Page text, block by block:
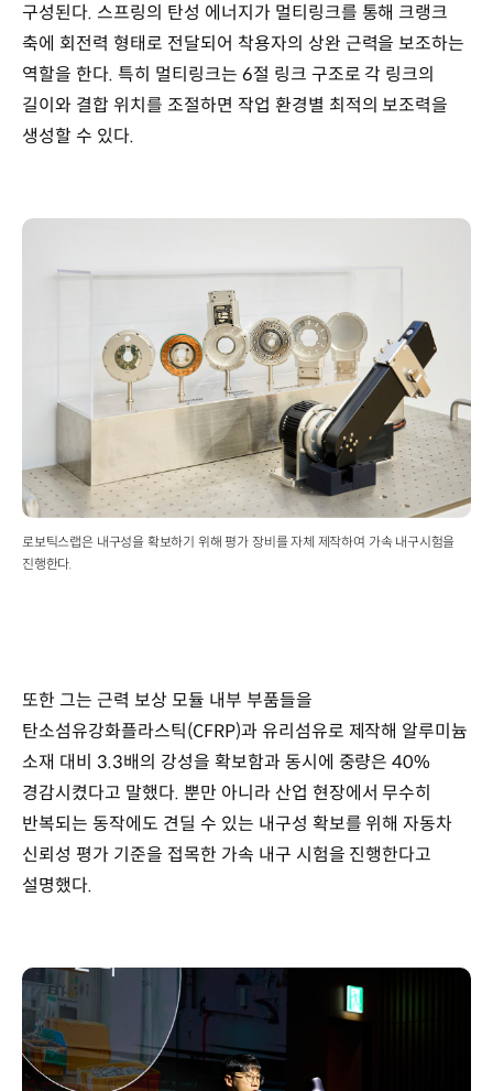
구성된다. 스프링의 탄성 에너지가 멀티링크를 통해 크랭크
축에 회전력 형태로 전달되어 착용자의 상완 근력을 보조하는
역할을 한다. 특히 멀티링크는 6절 링크 구조로 각 링크의
길이와 결합 위치를 조절하면 작업 환경별 최적의 보조력을
생성할 수 있다.
로보틱스랩은 내구성을 확보하기 위해 평가 장비를 자체 제작하여 가속 내구시험을
진행한다.
또한 그는 근력 보상 모듈 내부 부품들을
탄소섬유강화플라스틱(CFRP)과 유리섬유로 제작해 알루미늄
소재 대비 3.3배의 강성을 확보함과 동시에 중량은 40%
경감시켰다고 말했다. 뿐만 아니라 산업 현장에서 무수히
반복되는 동작에도 견딜 수 있는 내구성 확보를 위해 자동차
신뢰성 평가 기준을 접목한 가속 내구 시험을 진행한다고
설명했다.